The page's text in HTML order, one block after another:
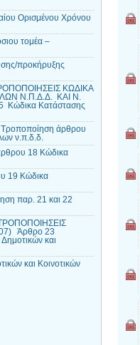
Ορισμένου Χρόνου
τομέα –
προκήρυξης
ΚΩΔΙΚΑ
Ν.Π.Δ.Δ. ΚΑΙ Ν.
Κώδικα Κατάστασης
Τροποποίηση άρθρου
ν.π.δ.δ.
18 Κώδικα
19 Κώδικα
παρ. 21 και 22
Άρθρο 23
και
και Κοινοτικών